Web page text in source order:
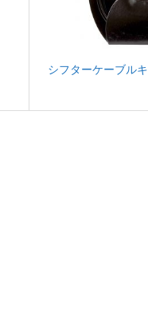
シフターケーブル